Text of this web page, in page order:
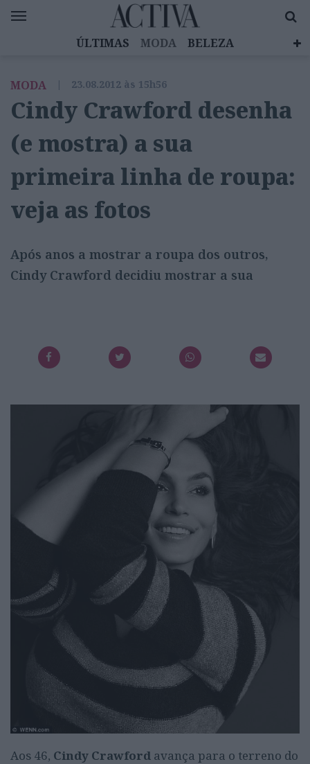
ÚLTIMAS MODA
BELEZA
EMOÇÕES
MULHERES INSPIRADORAS
DIZ QUEM SABE
ACTIVA BRAND STUDIO
MODA | 23.08.2012 às 15h56
Cindy Crawford desenha
(e mostra) a sua
primeira linha de roupa:
veja as fotos
Após anos a mostrar a roupa dos outros,
Cindy Crawford decidiu mostrar a sua
Aos 46, Cindy Crawford avança para o terreno do